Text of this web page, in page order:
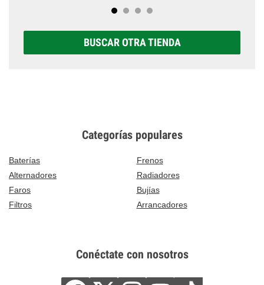
BUSCAR OTRA TIENDA
Categorías populares
Baterías
Frenos
Alternadores
Radiadores
Faros
Bujías
Filtros
Arrancadores
Conéctate con nosotros